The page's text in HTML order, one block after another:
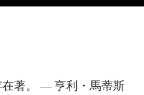
著。 — 亨利・馬蒂斯